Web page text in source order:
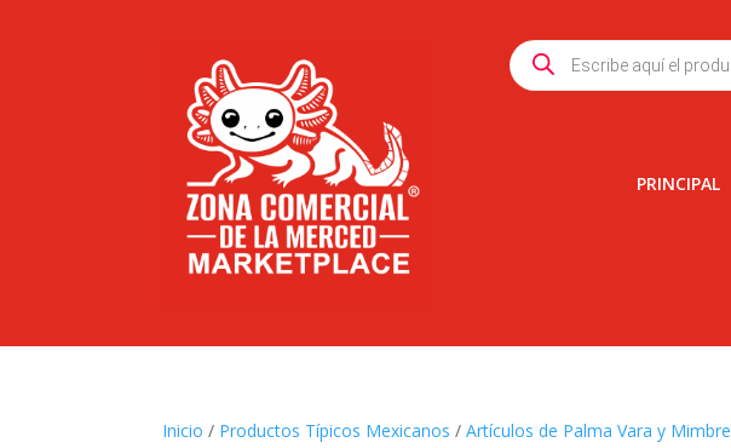
Products
search
PRINCIPAL
Inicio / Productos Típicos Mexicanos /Artículos de Palma Vara y Mimbre